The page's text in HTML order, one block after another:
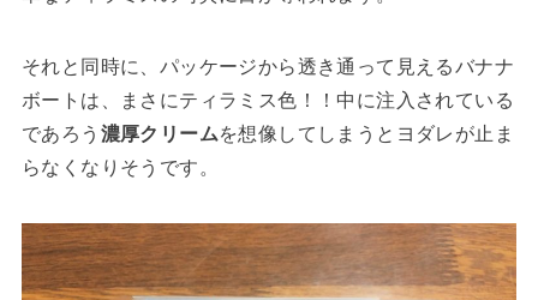
それと同時に、パッケージから透き通って見えるバナナ
ボートは、まさにティラミス色！！中に注入されている
であろう 濃厚クリームを想像してしまうとヨダレが止ま
らなくなりそうです。